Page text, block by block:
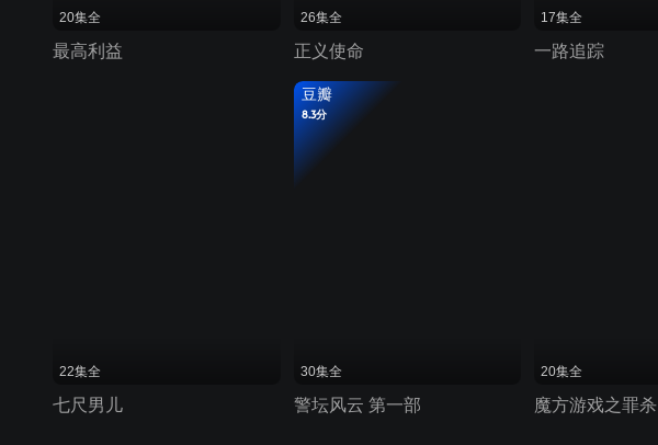
20集全
最高利益
26集全
正义使命
17集全
一路追踪
22集全
七尺男儿
豆瓣
8.3分
30集全
警坛风云 第一部
20集全
魔方游戏之罪杀